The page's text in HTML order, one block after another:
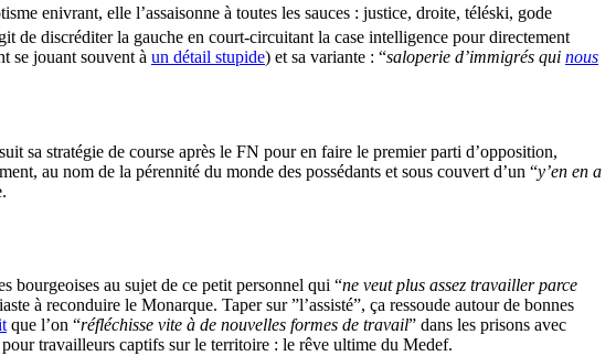
enivrant, elle l’assaisonne à toutes les sauces : justice, droite, téléski, gode
de discréditer la gauche en court-circuitant la case intelligence pour directement
se jouant souvent à un détail stupide) et sa variante : “saloperie d’immigrés qui nous
sa stratégie de course après le FN pour en faire le premier parti d’opposition,
au nom de la pérennité du monde des possédants et sous couvert d’un “y’en en a
bourgeoises au sujet de ce petit personnel qui “ne veut plus assez travailler parce
à reconduire le Monarque. Taper sur ”l’assisté”, ça ressoude autour de bonnes
que l’on “réfléchisse vite à de nouvelles formes de travail” dans les prisons avec
travailleurs captifs sur le territoire : le rêve ultime du Medef.